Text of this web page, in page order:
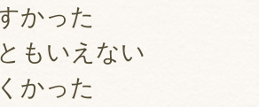
かった
もいえない
かった